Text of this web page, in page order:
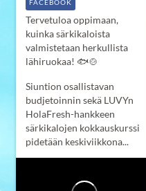
Tervetuloa oppimaan,
kuinka särkikaloista
valmistetaan herkullista
lähiruokaa! 🐟🍲
Siuntion osallistavan
budjetoinnin sekä LUVYn
HolaFresh-hankkeen
särkikalojen kokkauskurssi
pidetään keskiviikkona...
FACEBOOK